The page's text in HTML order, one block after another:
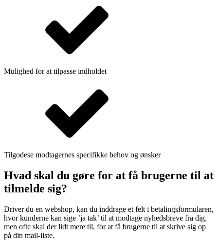
Mulighed for at tilpasse indholdet
Tilgodese modtagernes specifikke behov og ønsker
Hvad skal du gøre for at få brugerne til at
tilmelde sig?
Driver du en webshop, kan du inddrage et felt i betalingsformularen,
hvor kunderne kan sige ’ja tak’ til at modtage nyhedsbreve fra dig,
men ofte skal der lidt mere til, for at få brugerne til at skrive sig op
på din mail-liste.